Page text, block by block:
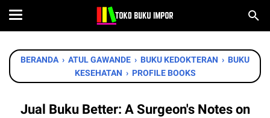
BERANDA › ATUL GAWANDE › BUKU KEDOKTERAN › BUKU
KESEHATAN › PROFILE BOOKS
Jual Buku Better: A Surgeon's Notes on